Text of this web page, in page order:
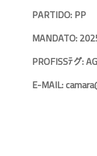
PARTIDO: PP
MANDATO:
PROFISSﾃグ:
E-MAIL: